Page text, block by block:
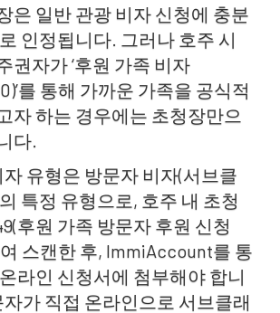
은 일반 관광 비자 신청에 충분
인정됩니다. 그러나 호주 시
권자가 ‘후원 가족 비자
를 통해 가까운 가족을 공식적
자 하는 경우에는 초청장만으
다.
자 유형은 방문자 비자(서브클
특정 유형으로, 호주 내 초청
후원 가족 방문자 후원 신청
스캔한 후, ImmiAccount를 통
라인 신청서에 첨부해야 합니
가 직접 온라인으로 서브클래